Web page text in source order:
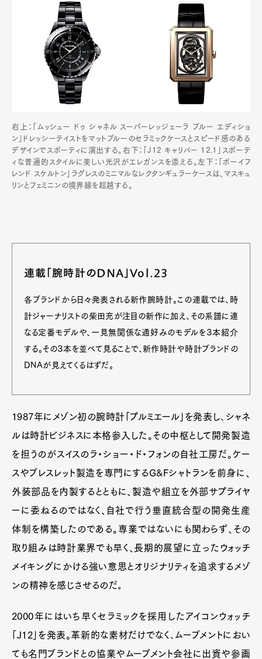
右上：「ムッシュー ドゥ シャネル スーパーレッジェーラ ブルー エディショ
ン」ドレッシーテイストをマットブルーのセラミックケースとスピード感のある
デザインでスポーティに演出する。右下：「J12 キャリバー 12.1」スポーテ
ィな普遍的スタイルに美しい光沢がエレガンスを添える。左下：「ボーイフ
レンド スケルトン」ラグレスのミニマルなレクタンギュラーケースは、マスキュ
リンとフェミニンの境界線を超越する。
連載「腕時計のDNA」Vol.23
各ブランドから日々発表される新作腕時計。この連載では、時
計ジャーナリストの柴田充が注目の新作に加え、その系譜に連
なる定番モデルや、一見無関係な通好みのモデルを３本紹介
する。その３本を並べて見ることで、新作時計や時計ブランドの
DNAが見えてくるはずだ。
1987年にメゾン初の腕時計「プルミエール」を発表し､シャネ
ルは時計ビジネスに本格参入した。その中枢として開発製造
を担うのがスイスのラ・ショー・ド・フォンの自社工房だ。ケー
スやブレスレット製造を専門にするG&Fシャトランを前身に、
外装部品を内製するとともに、製造や組立を外部サプライヤ
ーに委ねるのではなく、自社で行う垂直統合型の開発生産
体制を構築したのである。専業ではないにも関わらず、その
取り組みは時計業界でも早く、長期的展望に立ったウォッチ
メイキングにかける強い意思とオリジナリティを追求するメゾ
ンの精神を感じさせるのだ｡
2000年にはいち早くセラミックを採用したアイコンウォッチ
「J12」を発表。革新的な素材だけでなく､ムーブメントにおい
ても名門ブランドとの協業やムーブメント会社に出資や参画